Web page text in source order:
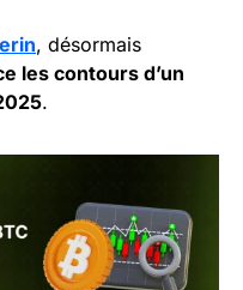
, désormais
les contours d’un
.